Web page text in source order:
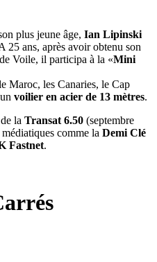
plus jeune âge, Ian Lipinski
25 ans, après avoir obtenu son
Voile, il participa à la «Mini
Maroc, les Canaries, le Cap
voilier en acier de 13 mètres.
la Transat 6.50 (septembre
comme la Demi Clé
Fastnet.